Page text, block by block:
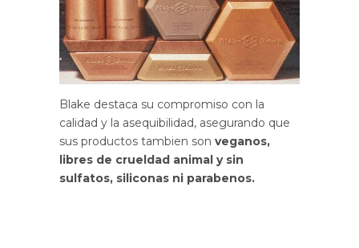
Blake destaca su compromiso con la
calidad y la asequibilidad, asegurando que
sus productos tambien son veganos,
libres de crueldad animal y sin
sulfatos, siliconas ni parabenos.